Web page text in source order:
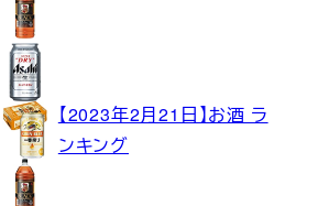
【2023年2月21日】お酒 ラ
ンキング